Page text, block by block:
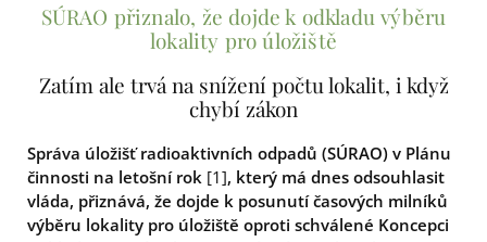
SÚRAO přiznalo, že dojde k odkladu výběru
lokality pro úložiště
Zatím ale trvá na snížení počtu lokalit, i když
chybí zákon
Správa úložišť radioaktivních odpadů (SÚRAO) v Plánu
činnosti na letošní rok [1], který má dnes odsouhlasit
vláda, přiznává, že dojde k posunutí časových milníků
výběru lokality pro úložiště oproti schválené Koncepci